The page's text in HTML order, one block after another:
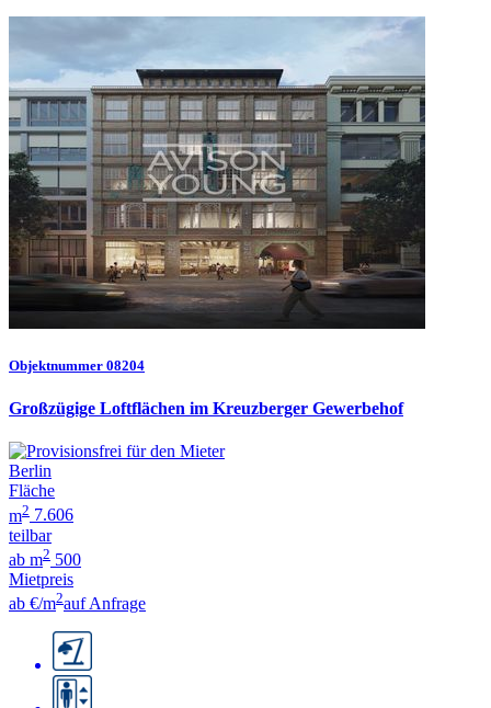
Objektnummer 08204
Großzügige Loftflächen im Kreuzberger Gewerbehof
Berlin
Fläche
m2 7.606
teilbar
ab m2 500
Mietpreis
ab €/m2auf Anfrage